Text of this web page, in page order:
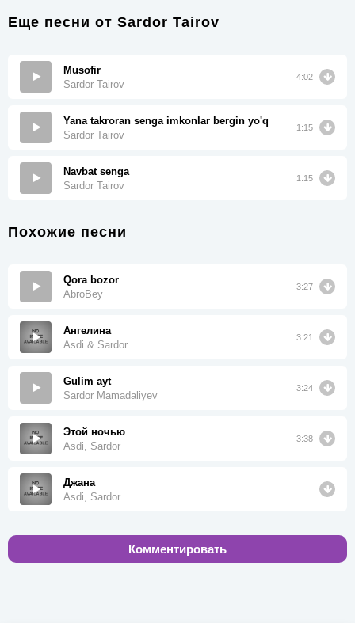
Еще песни от Sardor Tairov
Musofir
Sardor Tairov
4:02
Yana takroran senga imkonlar bergin yo'q
Sardor Tairov
1:15
Navbat senga
Sardor Tairov
1:15
Похожие песни
Qora bozor
AbroBey
3:27
Ангелина
Asdi & Sardor
3:21
Gulim ayt
Sardor Mamadaliyev
3:24
Этой ночью
Asdi, Sardor
3:38
Джана
Asdi, Sardor
Комментировать